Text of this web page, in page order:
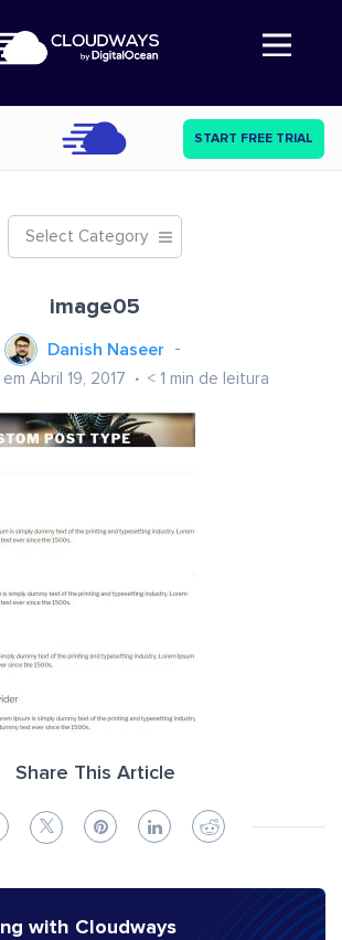
Abre a navegação
START FREE TRIAL
Select Category
image05
Danish Naseer
Abril 19, 2017 < 1 min de leitura
Share This Article
with Cloudways